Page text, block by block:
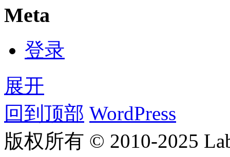
Meta
登录
展开
回到顶部 WordPress
版权所有 © 2010-2025